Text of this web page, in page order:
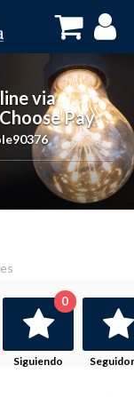
via
Pay
Siguiendo
0